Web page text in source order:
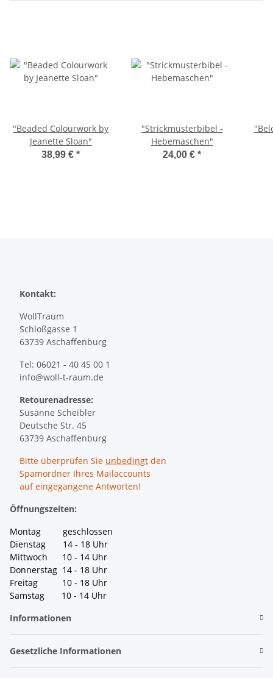
"Beaded Colourwork by
Jeanette Sloan"
38,99 € *
"Strickmusterbibel -
Hebemaschen"
24,00 € *
Kontakt:
WollTraum
Schloßgasse 1
63739 Aschaffenburg
Tel: 06021 - 40 45 00 1
info@woll-t-raum.de
Retourenadresse:
Susanne Scheibler
Deutsche Str. 45
63739 Aschaffenburg
Bitte überprüfen Sie unbedingt den
Spamordner Ihres Mailaccounts
auf eingegangene Antworten!
Öffnungszeiten:
Montag geschlossen
Dienstag 14 - 18 Uhr
Mittwoch 10 - 14 Uhr
Donnerstag 14 - 18 Uhr
Freitag 10 - 18 Uhr
Samstag 10 - 14 Uhr
Informationen
Gesetzliche Informationen